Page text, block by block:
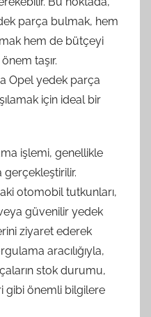
parça bulmak, hem
hem de bütçeyi
taşır.
Opel yedek parça
için ideal bir
işlemi, genellikle
otomobil tutkunları,
güvenilir yedek
ziyaret ederek
aracılığıyla,
stok durumu,
gibi önemli bilgilere